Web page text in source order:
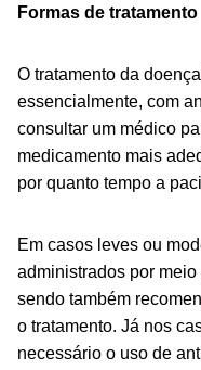
Formas de tratamento
O tratamento da
essencialmente, com
consultar um médico
medicamento mais
por quanto tempo a
Em casos leves ou
administrados por
sendo também
o tratamento. Já nos
necessário o uso de